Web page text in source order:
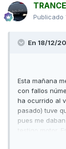
Publicado
En 18/12/
Esta mañana
con fallos
ha ocurrido al
pasado) tuve
pues me
testigo motor.
y baja y se